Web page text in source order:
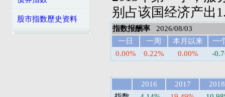
股市指数歷史资料
别占该国经济产出
指数报酬率 2026/08/03
一日
一周 本月以来
一
0.00%
0.22% 0.00% -
2016 2017
2018